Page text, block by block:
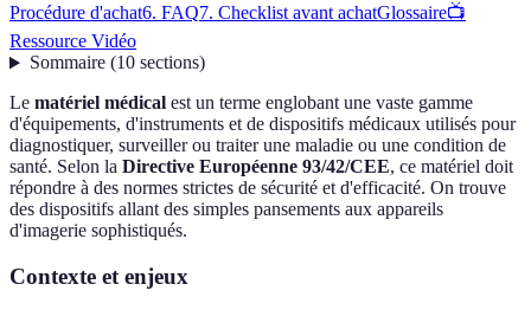
Procédure d'achat6. FAQ7. Checklist avant achatGlossaire📺
Ressource Vidéo
Sommaire(10 sections)
Le matériel médical est un terme englobant une vaste gamme
d'équipements, d'instruments et de dispositifs médicaux utilisés pour
diagnostiquer, surveiller ou traiter une maladie ou une condition de
santé. Selon la Directive Européenne 93/42/CEE, ce matériel doit
répondre à des normes strictes de sécurité et d'efficacité. On trouve
des dispositifs allant des simples pansements aux appareils
d'imagerie sophistiqués.
Contexte et enjeux